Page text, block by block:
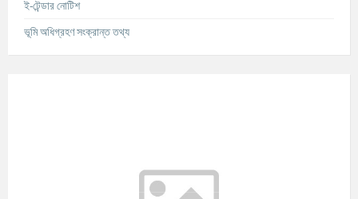
ই-টেন্ডার নোটিশ
ভূমি অধিগ্রহণ সংক্রান্ত তথ্য